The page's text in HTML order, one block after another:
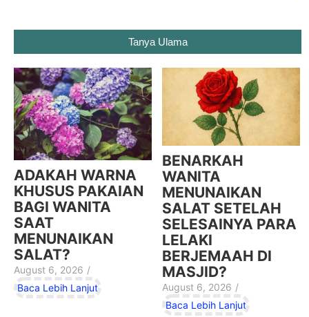
Tanya Ulama
ADAKAH WARNA
KHUSUS PAKAIAN
BAGI WANITA
SAAT
MENUNAIKAN
SALAT?
August 6, 2026 /
Baca Lebih Lanjut
BENARKAH
WANITA
MENUNAIKAN
SALAT SETELAH
SELESAINYA PARA
LELAKI
BERJEMAAH DI
MASJID?
August 6, 2026 /
Baca Lebih Lanjut